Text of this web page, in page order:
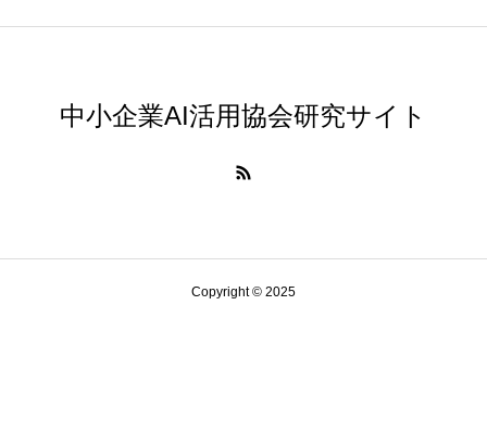
中小企業AI活用協会研究サイト
Copyright © 2025